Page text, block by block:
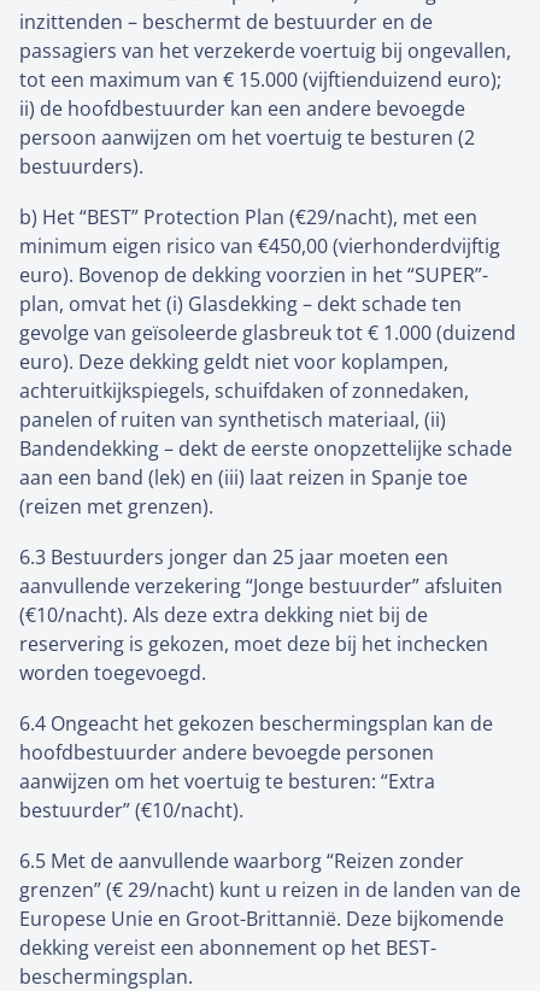
inzittenden – beschermt de bestuurder en de
passagiers van het verzekerde voertuig bij ongevallen,
tot een maximum van € 15.000 (vijftienduizend euro);
ii) de hoofdbestuurder kan een andere bevoegde
persoon aanwijzen om het voertuig te besturen (2
bestuurders).
b) Het “BEST” Protection Plan (€29/nacht), met een
minimum eigen risico van €450,00 (vierhonderdvijftig
euro). Bovenop de dekking voorzien in het “SUPER”-
plan, omvat het (i) Glasdekking – dekt schade ten
gevolge van geïsoleerde glasbreuk tot € 1.000 (duizend
euro). Deze dekking geldt niet voor koplampen,
achteruitkijkspiegels, schuifdaken of zonnedaken,
panelen of ruiten van synthetisch materiaal, (ii)
Bandendekking – dekt de eerste onopzettelijke schade
aan een band (lek) en (iii) laat reizen in Spanje toe
(reizen met grenzen).
6.3 Bestuurders jonger dan 25 jaar moeten een
aanvullende verzekering “Jonge bestuurder” afsluiten
(€10/nacht). Als deze extra dekking niet bij de
reservering is gekozen, moet deze bij het inchecken
worden toegevoegd.
6.4 Ongeacht het gekozen beschermingsplan kan de
hoofdbestuurder andere bevoegde personen
aanwijzen om het voertuig te besturen: “Extra
bestuurder” (€10/nacht).
6.5 Met de aanvullende waarborg “Reizen zonder
grenzen” (€ 29/nacht) kunt u reizen in de landen van de
Europese Unie en Groot-Brittannië. Deze bijkomende
dekking vereist een abonnement op het BEST-
beschermingsplan.